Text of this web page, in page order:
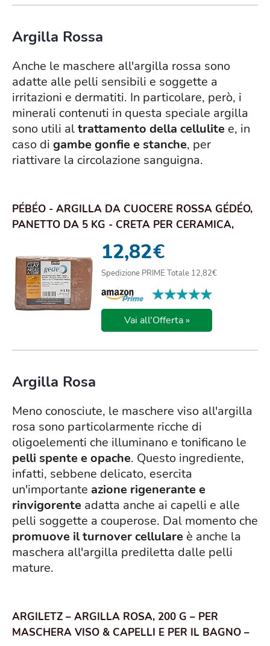
Argilla Rossa
Anche le maschere all'argilla rossa sono
adatte alle pelli sensibili e soggette a
irritazioni e dermatiti. In particolare, però, i
minerali contenuti in questa speciale argilla
sono utili altrattamento della cellulite e, in
caso di gambe gonfie e stanche, per
riattivare la circolazione sanguigna.
PÉBÉO - ARGILLA DA CUOCERE ROSSA GÉDÉO,
PANETTO DA 5 KG - CRETA PER CERAMICA,
12,82€
Spedizione PRIME Totale 12,82€
★★★★★
★★★★★
Vai all'Offerta »
Argilla Rosa
Meno conosciute, le maschere viso all'argilla
rosa sono particolarmente ricche di
oligoelementi che illuminano e tonificano le
pelli spente e opache. Questo ingrediente,
infatti, sebbene delicato, esercita
un'importante azione rigenerante e
rinvigorente adatta anche ai capelli e alle
pelli soggette a couperose. Dal momento che
promuove il turnover cellulare è anche la
maschera all'argilla prediletta dalle pelli
mature.
ARGILETZ – ARGILLA ROSA, 200 G – PER
MASCHERA VISO & CAPELLI E PER IL BAGNO –